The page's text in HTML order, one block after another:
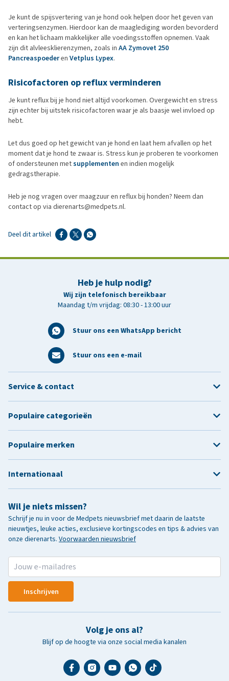
Je kunt de spijsvertering van je hond ook helpen door het geven van
verteringsenzymen. Hierdoor kan de maaglediging worden bevorderd
en kan het lichaam makkelijker alle voedingsstoffen opnemen. Vaak
zijn dit alvleesklierenzymen, zoals in AA Zymovet 250
Pancreaspoederen Vetplus Lypex.
Risicofactoren op reflux verminderen
Je kunt reflux bij je hond niet altijd voorkomen. Overgewicht en stress
zijn echter bij uitstek risicofactoren waar je als baasje wel invloed op
hebt.
Let dus goed op het gewicht van je hond en laat hem afvallen op het
moment dat je hond te zwaar is. Stress kun je proberen te voorkomen
of ondersteunen metsupplementen en indien mogelijk
gedragstherapie.
Heb je nog vragen over maagzuur en reflux bij honden? Neem dan
contact op via dierenarts@medpets.nl.
Deel dit artikel
Heb je hulp nodig?
Wij zijn telefonisch bereikbaar
Maandag t/m vrijdag: 08:30 - 13:00 uur
Stuur ons een WhatsApp bericht
Stuur ons een e-mail
Wil je niets missen?
Schrijf je nu in voor de Medpets nieuwsbrief met daarin de laatste
nieuwtjes, leuke acties, exclusieve kortingscodes en tips & advies van
onze dierenarts. Voorwaarden nieuwsbrief
Inschrijven
Volg je ons al?
Blijf op de hoogte via onze social media kanalen
Service & contact
Populaire categorieën
Populaire merken
Internationaal